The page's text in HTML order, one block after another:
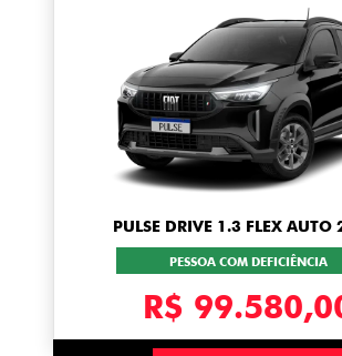
PULSE DRIVE 1.3 FLEX
PESSOA COM DEFICIÊNCIA
R$